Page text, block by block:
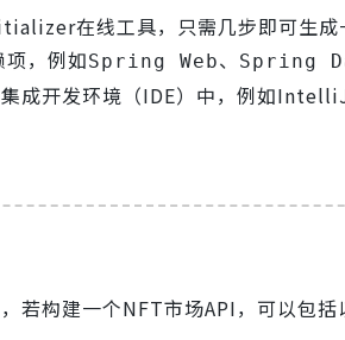
在线工具，只需几步即可生成
，例如Spring Web、 Spring
成开发环境（IDE）中，例如
若构建一个NFT市场API，可以包括